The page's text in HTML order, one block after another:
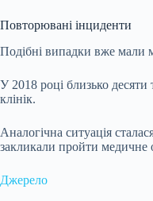
Повторювані інциденти
Подібні випадки вже мали
У 2018 році близько
клінік.
Аналогічна ситуація
закликали пройти медичне
Джерело